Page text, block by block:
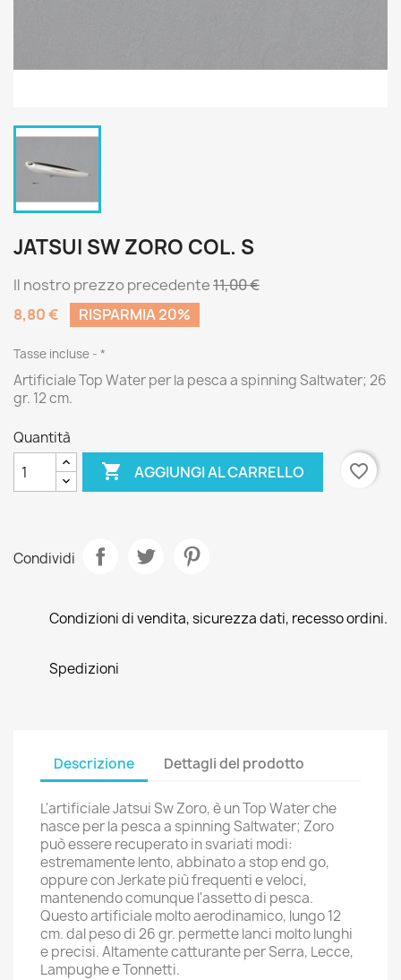
JATSUI SW ZORO COL. S
Il nostro prezzo precedente11,00 €
8,80 €
RISPARMIA 20%
Tasse incluse *
Artificiale Top Water per la pesca a spinning Saltwater; 26
gr. 12 cm.
Quantità
 AGGIUNGI AL CARRELLO favorite_border
Condividi
Condizioni di vendita, sicurezza dati, recesso ordini.
Spedizioni
Descrizione Dettagli del prodotto
L'artificiale Jatsui Sw Zoro, è un Top Water che
nasce per la pesca a spinning Saltwater; Zoro
può essere recuperato in svariati modi:
estremamente lento, abbinato a stop end go,
oppure con Jerkate più frequenti e veloci,
mantenendo comunque l'assetto di pesca.
Questo artificiale molto aerodinamico, lungo 12
cm. dal peso di 26 gr. permette lanci molto lunghi
e precisi. Altamente catturante per Serra, Lecce,
Lampughe e Tonnetti.